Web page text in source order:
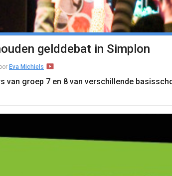
gelddebat in Simplon
Eva Michiels
van groep 7 en 8 van verschillende